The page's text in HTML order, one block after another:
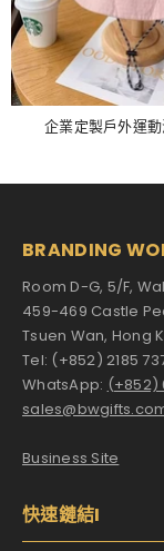
企業定製戶外運
BRANDING
Room D-G, 5/F,
459-469 Castle
Tsuen Wan, Hong
Tel: (+852) 2185
WhatsApp: (+852)
Business Site
快速鏈結I